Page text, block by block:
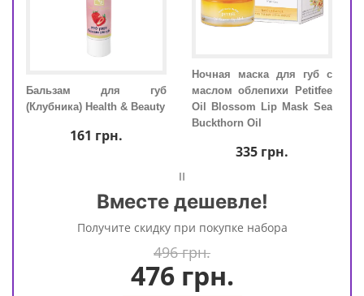
Бальзам для губ
(Клубника) Health & Beauty
161 грн.
Ночная маска для губ c
маслом облепихи Petitfee
Oil Blossom Lip Mask Sea
Buckthorn Oil
335грн.
=
Вместе дешевле!
Получите скидку при покупке набора
496 грн.
476грн.